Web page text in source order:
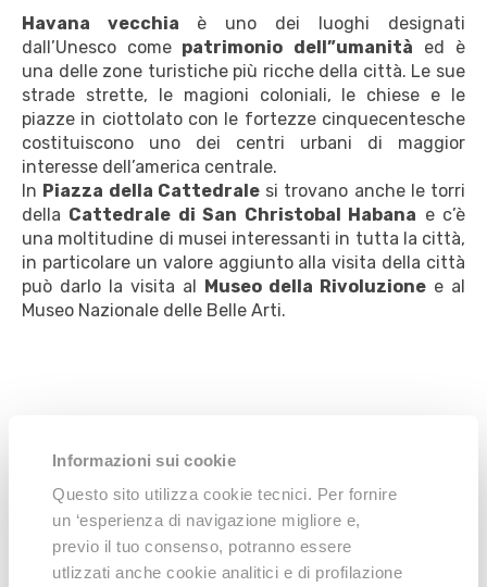
Informazioni sui cookie
Questo sito utilizza cookie tecnici. Per fornire
un ‘esperienza di navigazione migliore e,
previo il tuo consenso, potranno essere
utlizzati anche cookie analitici e di profilazione
Havana vecchia è uno dei luoghi designati
dall’Unesco come patrimonio dell”umanità ed è
una delle zone turistiche più ricche della città. Le sue
strade strette, le magioni coloniali, le chiese e le
piazze in ciottolato con le fortezze cinquecentesche
costituiscono uno dei centri urbani di maggior
interesse dell’america centrale.
In Piazza della Cattedralesi trovano anche le torri
della Cattedrale di San Christobal Habana e c’è
una moltitudine di musei interessanti in tutta la città,
in particolare un valore aggiunto alla visita della città
può darlo la visita al
Museo della Rivoluzione e al
Museo Nazionale delle Belle Arti.
Spiagge
Le spiagge più vicine sono quelle diPlaya del Este
mentre per andare alle spiagge orientali bisogna
percorrere circa 20 chilometri dal centro della città.
Lungo tutta la costa le acque azzurre e le sabbie